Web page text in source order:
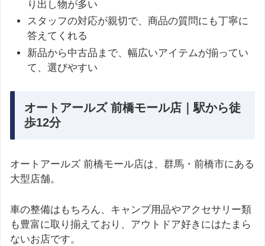
り出し物が多い
スタッフの対応が親切で、商品の質問にも丁寧に
答えてくれる
新品から中古品まで、幅広いアイテムが揃ってい
て、選びやすい
オートアールズ 前橋モール店｜駅から徒
歩12分
オートアールズ 前橋モール店は、群馬・前橋市にある
大型店舗。
車の整備はもちろん、キャンプ用品やアクセサリー類
も豊富に取り揃えており、アウトドア好きにはたまら
ないお店です。